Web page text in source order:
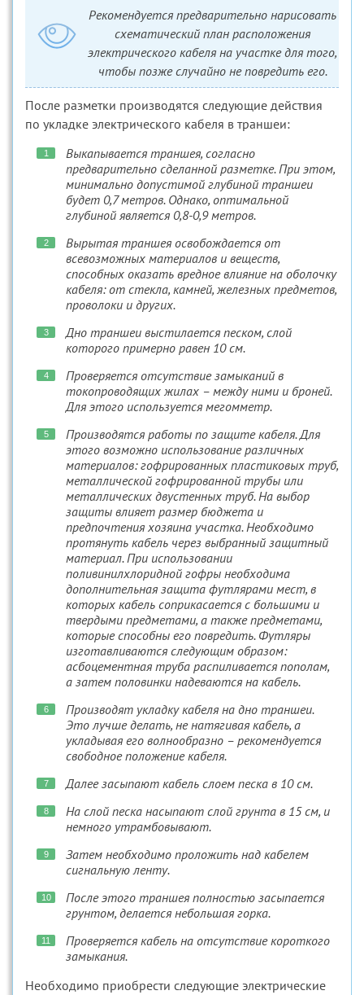
Рекомендуется предварительно нарисовать
схематический план расположения
электрического кабеля на участке для того,
чтобы позже случайно не повредить его.
После разметки производятся следующие действия
по укладке электрического кабеля в траншеи:
Выкапывается траншея, согласно
предварительно сделанной разметке. При этом,
минимально допустимой глубиной траншеи
будет 0,7 метров. Однако, оптимальной
глубиной является 0,8-0,9 метров.
Вырытая траншея освобождается от
всевозможных материалов и веществ,
способных оказать вредное влияние на оболочку
кабеля: от стекла, камней, железных предметов,
проволоки и других.
Дно траншеи выстилается песком, слой
которого примерно равен 10 см.
Проверяется отсутствие замыканий в
токопроводящих жилах – между ними и броней.
Для этого используется мегомметр.
Производятся работы по защите кабеля. Для
этого возможно использование различных
материалов: гофрированных пластиковых труб,
металлической гофрированной трубы или
металлических двустенных труб. На выбор
защиты влияет размер бюджета и
предпочтения хозяина участка. Необходимо
протянуть кабель через выбранный защитный
материал. При использовании
поливинилхлоридной гофры необходима
дополнительная защита футлярами мест, в
которых кабель соприкасается с большими и
твердыми предметами, а также предметами,
которые способны его повредить. Футляры
изготавливаются следующим образом:
асбоцементная труба распиливается пополам,
а затем половинки надеваются на кабель.
Производят укладку кабеля на дно траншеи.
Это лучше делать, не натягивая кабель, а
укладывая его волнообразно – рекомендуется
свободное положение кабеля.
Далее засыпают кабель слоем песка в 10 см.
На слой песка насыпают слой грунта в 15 см, и
немного утрамбовывают.
Затем необходимо проложить над кабелем
сигнальную ленту.
После этого траншея полностью засыпается
грунтом, делается небольшая горка.
Проверяется кабель на отсутствие короткого
замыкания.
Необходимо приобрести следующие электрические